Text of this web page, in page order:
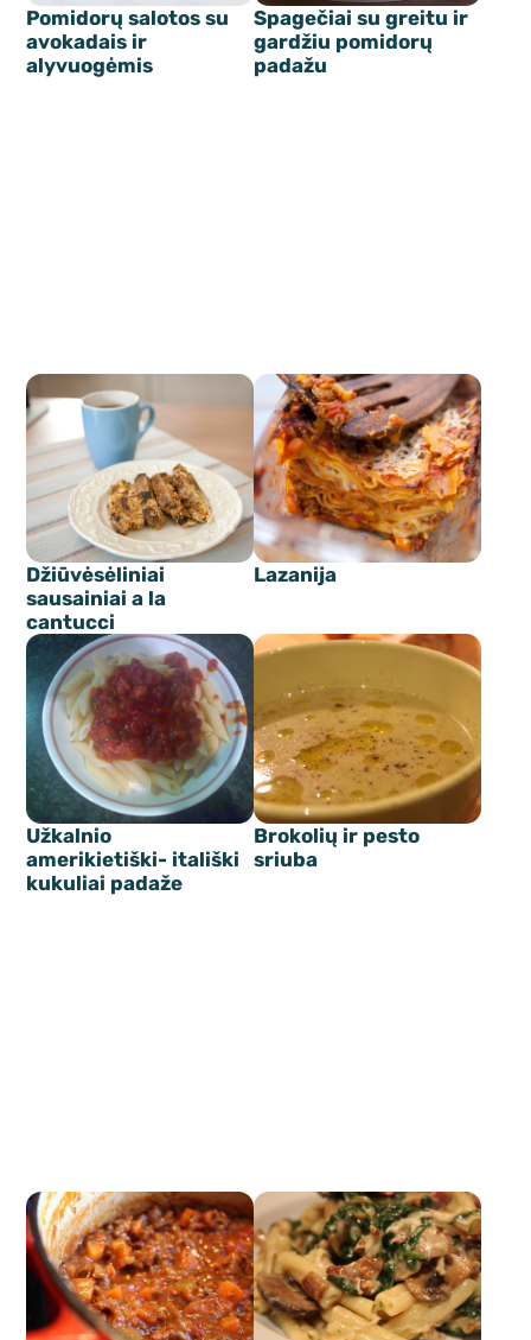
Pomidorų salotos su
avokadais ir
alyvuogėmis
Spagečiai su greitu ir
gardžiu pomidorų
padažu
Džiūvėsėliniai
sausainiai a la
cantucci
Lazanija
Užkalnio
amerikietiški- itališki
kukuliai padaže
Brokolių ir pesto
sriuba